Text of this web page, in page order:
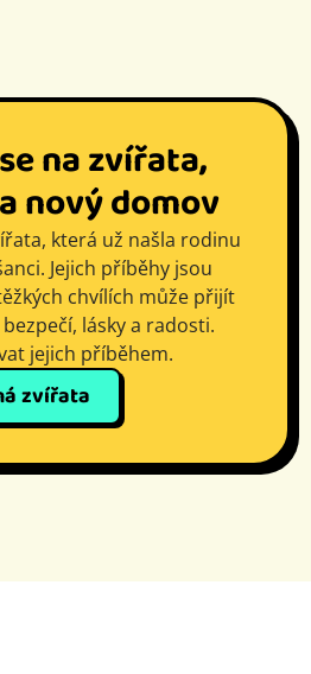
na zvířata,
nový domov
která už našla rodinu
Jejich příběhy jsou
chvílích může přijít
lásky a radosti.
jejich příběhem.
zvířata